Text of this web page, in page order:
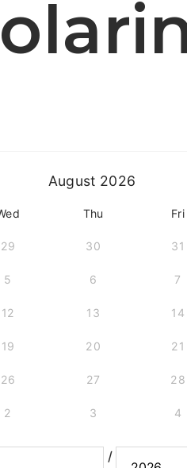
August 2026
Thu Fri
29 30 31
5 6 7
12 13 14
19 20 21
26 27 28
2 3 4
/